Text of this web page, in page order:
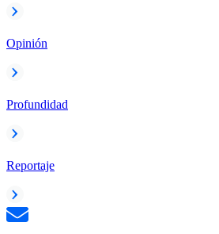
Opinión
Profundidad
Reportaje